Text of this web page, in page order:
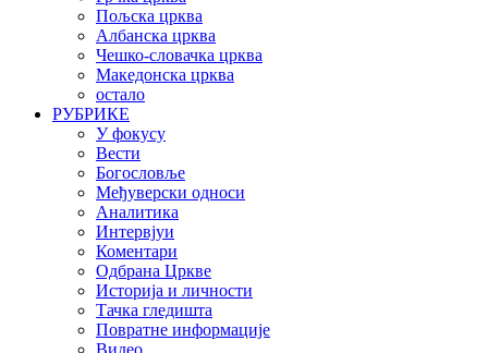
Пољска црква
Албанска црква
Чешко-словачка црква
Македонска црква
остало
РУБРИКЕ
У фокусу
Вести
Богословље
Међуверски односи
Аналитика
Интервјуи
Коментари
Одбрана Цркве
Историја и личности
Тачка гледишта
Повратне информације
Видео